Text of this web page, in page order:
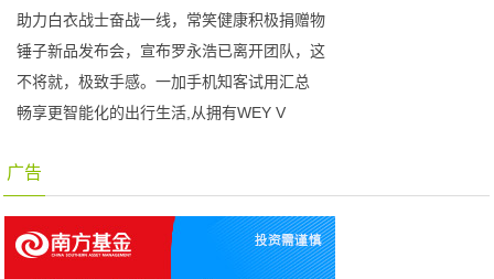
助力白衣战士奋战一线，常笑健康积极捐赠物
锤子新品发布会，宣布罗永浩已离开团队，这
不将就，极致手感。一加手机知客试用汇总
畅享更智能化的出行生活,从拥有WEY V
广告